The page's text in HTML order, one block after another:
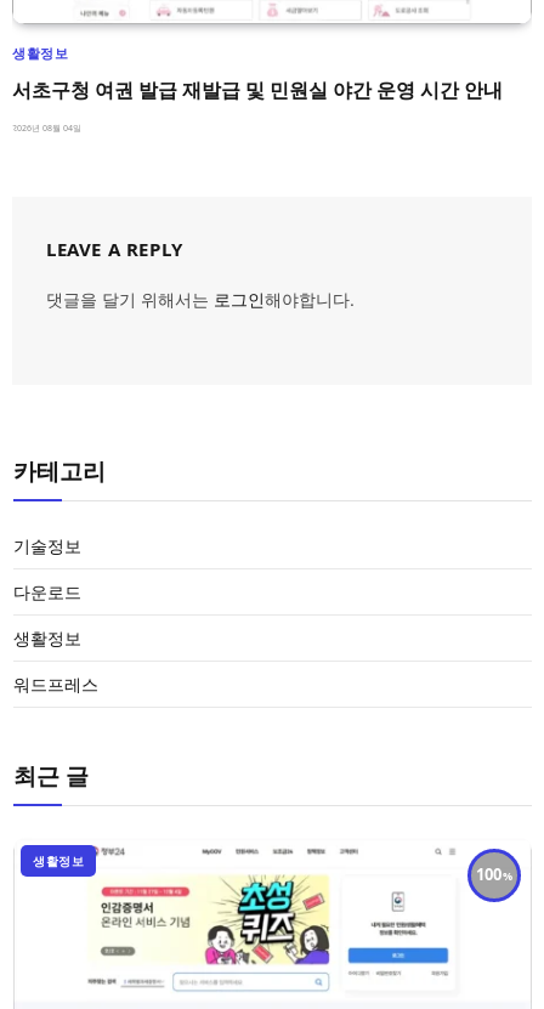
생활정보
서초구청 여권 발급 재발급 및 민원실 야간 운영 시간 안내
2026년 08월 04일
LEAVE A REPLY
댓글을 달기 위해서는 로그인해야합니다.
카테고리
기술정보
다운로드
생활정보
워드프레스
최근 글
100
생활정보